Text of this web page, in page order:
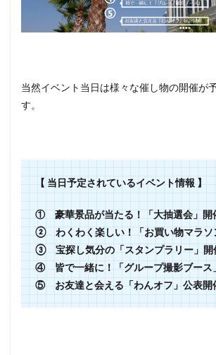
当然イベント当日は様々な催し物の開催が
す。
【 当日予定されているイベント情報 】
① 豪華景品が当たる！「大抽選会」開
② わくわく楽しい！「お買い物マラソ
③ 宝探し気分の「スタンプラリー」開
④ 皆で一緒に！「グループ撮影ブース
⑤ お友達と会える「わんオフ」公表開